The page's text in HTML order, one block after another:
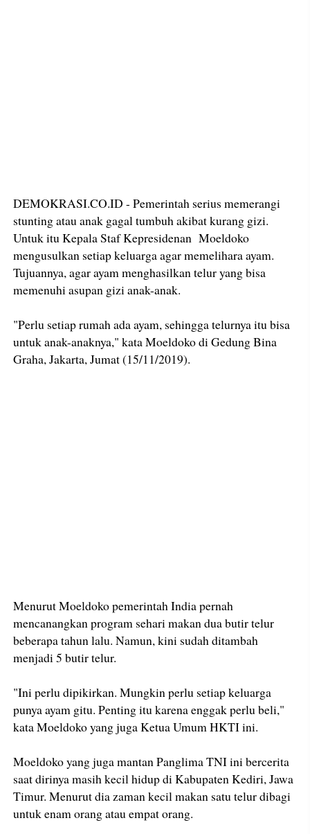
DEMOKRASI.CO.ID - Pemerintah serius memerangi
stunting atau anak gagal tumbuh akibat kurang gizi.
Untuk itu Kepala Staf Kepresidenan Moeldoko
mengusulkan setiap keluarga agar memelihara ayam.
Tujuannya, agar ayam menghasilkan telur yang bisa
memenuhi asupan gizi anak-anak.
"Perlu setiap rumah ada ayam, sehingga telurnya itu bisa
untuk anak-anaknya," kata Moeldoko di Gedung Bina
Graha, Jakarta, Jumat (15/11/2019).
Menurut Moeldoko pemerintah India pernah
mencanangkan program sehari makan dua butir telur
beberapa tahun lalu. Namun, kini sudah ditambah
menjadi 5 butir telur.
"Ini perlu dipikirkan. Mungkin perlu setiap keluarga
punya ayam gitu. Penting itu karena enggak perlu beli,"
kata Moeldoko yang juga Ketua Umum HKTI ini.
Moeldoko yang juga mantan Panglima TNI ini bercerita
saat dirinya masih kecil hidup di Kabupaten Kediri, Jawa
Timur. Menurut dia zaman kecil makan satu telur dibagi
untuk enam orang atau empat orang.